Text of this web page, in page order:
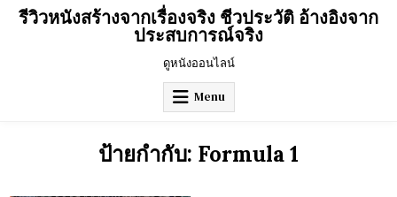
Skipรีวิวหนังสร้างจากเรื่องจริง ชีวประวัติ อ้างอิงจาก
ประสบการณ์จริง
ดูหนังออนไลน์
Menu
ป้ายกำกับ: Formula 1